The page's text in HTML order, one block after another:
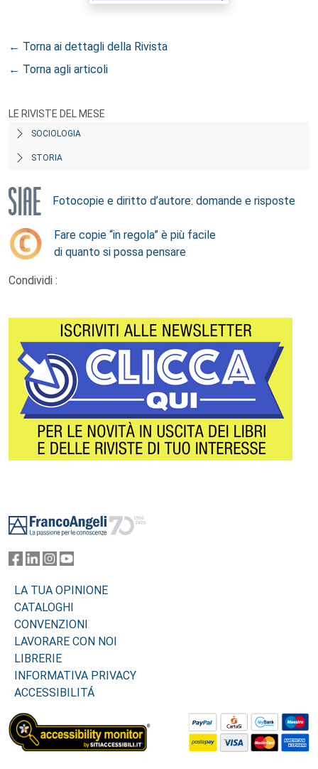
← Torna ai dettagli della Rivista
← Torna agli articoli
LE RIVISTE DEL MESE
SOCIOLOGIA
STORIA
Fotocopie e diritto d’autore: domande e risposte
Fare copie “in regola” è più facile
di quanto si possa pensare
Condividi :
LA TUA OPINIONE
CATALOGHI
CONVENZIONI
LAVORARE CON NOI
LIBRERIE
INFORMATIVA PRIVACY
ACCESSIBILITÁ